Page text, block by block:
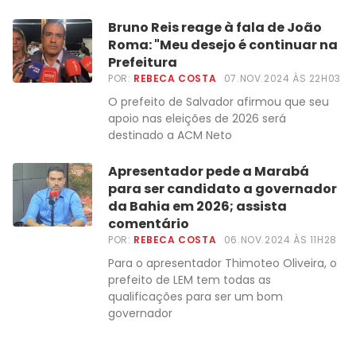
Bruno Reis reage à fala de João
Roma: "Meu desejo é continuar na
Prefeitura
POR: REBECA COSTA 07.NOV.2024 ÀS 22H03
O prefeito de Salvador afirmou que seu
apoio nas eleições de 2026 será
destinado a ACM Neto
Apresentador pede a Marabá
para ser candidato a governador
da Bahia em 2026; assista
comentário
POR: REBECA COSTA 06.NOV.2024 ÀS 11H28
Para o apresentador Thimoteo Oliveira, o
prefeito de LEM tem todas as
qualificações para ser um bom
governador